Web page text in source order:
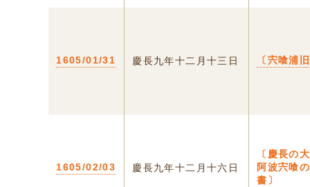
1605/01/31 慶長九年十二月十三日 〔宍喰浦
1605/02/03 慶長九年十二月十六日
〔慶長
阿波宍喰
書〕